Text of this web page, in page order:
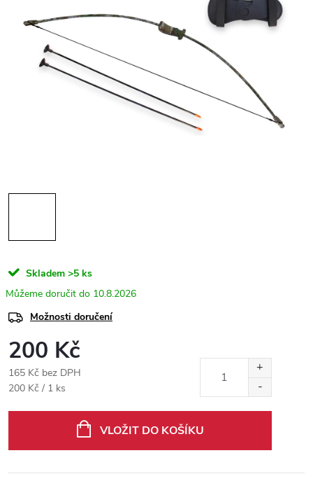
Skladem >5 ks
10.8.2026
Možnosti doručení
200 Kč
165 Kč bez DPH
Měrná
200 Kč / 1 ks
VLOŽIT DO KOŠÍKU